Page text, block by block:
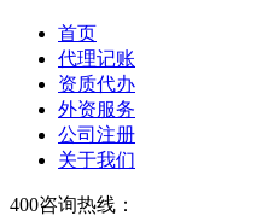
首页
代理记账
资质代办
外资服务
公司注册
关于我们
400咨询热线：